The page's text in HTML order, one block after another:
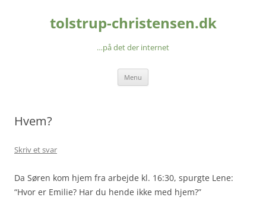
tolstrup-christensen.dk
…på det der internet
Menu
Hvem?
Skriv et svar
Da Søren kom hjem fra arbejde kl. 16:30, spurgte Lene:
“Hvor er Emilie? Har du hende ikke med hjem?”